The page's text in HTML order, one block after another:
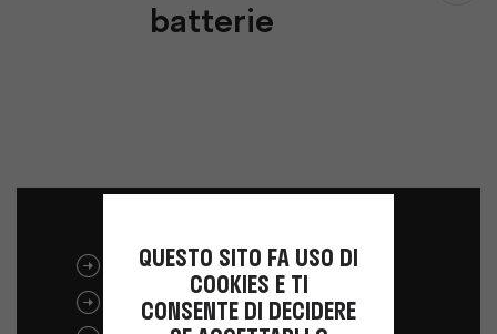
batterie
SCARICA LA BROCHURE
SCARICA IL CATALOGO
QUESTO SITO FA USO DI
COOKIES E TI
CONSENTE DI DECIDERE